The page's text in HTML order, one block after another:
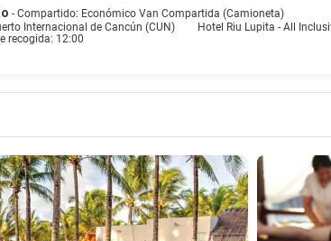
- Compartido: Económico Van Compartida (Camioneta)
Internacional de Cancún (CUN)
Hotel Riu Lupita - All
recogida: 12:00